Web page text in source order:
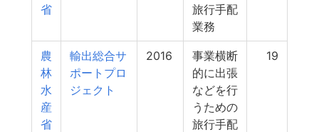
省
旅行手配
業務
農
林
水
産
省
輸出総合サ
ポートプロ
ジェクト
2016
事業横断
的に出張
などを行
うための
旅行手配
19